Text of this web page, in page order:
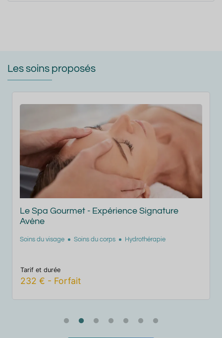
Les soins proposés
Gourmet - Expérience Signature
visage Soins du corps Hydrothérapie
Forfait
Ma Source